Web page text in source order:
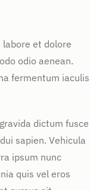
et dolore
odio aenean.
fermentum iaculis
dictum fusce
sapien. Vehicula
ipsum nunc
quis vel eros